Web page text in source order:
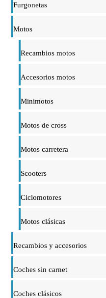
Furgonetas
Motos
Recambios motos
Accesorios motos
Minimotos
Motos de cross
Motos carretera
Scooters
Ciclomotores
Motos clásicas
Recambios y accesorios
Coches sin carnet
Coches clásicos